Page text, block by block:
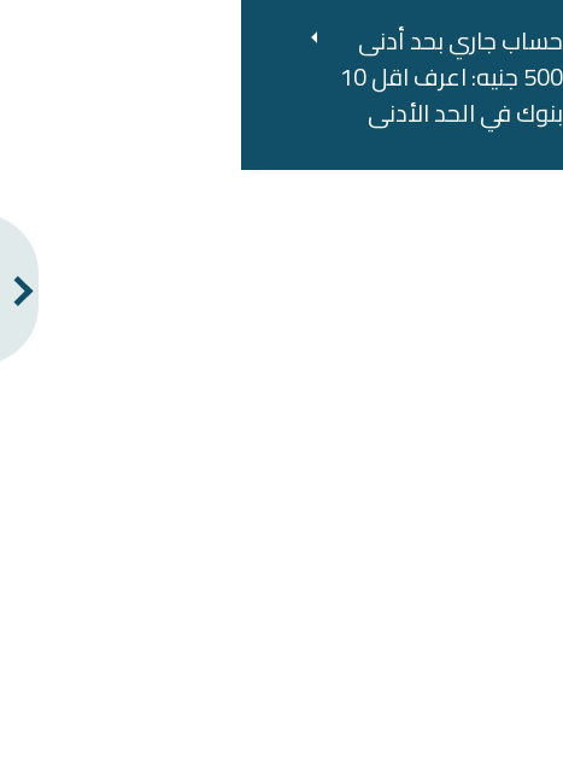
حساب جاري بحد أدنى
500 جنيه: اعرف اقل 10
بنوك في الحد الأدنى